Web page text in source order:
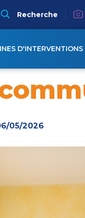
Recherche
D'INTERVENTIONS
05/2026